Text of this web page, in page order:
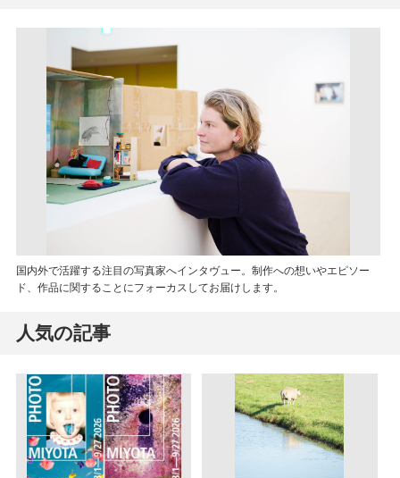
国内外で活躍する注目の写真家へインタヴュー。制作への想いやエピソー
ド、作品に関することにフォーカスしてお届けします。
人気の記事